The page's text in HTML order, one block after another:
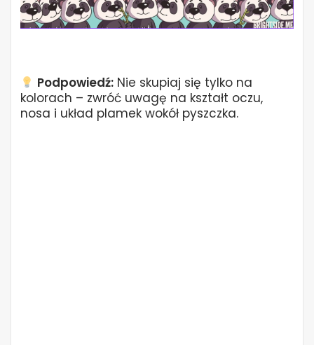
Podpowiedź: Nie skupiaj się tylko na
kolorach – zwróć uwagę na kształt oczu,
nosa i układ plamek wokół pyszczka.